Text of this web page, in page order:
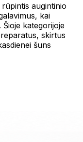
augintinio
kai
kategorijoje
skirtus
šuns